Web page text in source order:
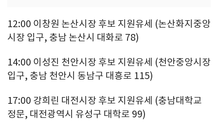
12:00 이창원 논산시장 후보 지원유세 (논산화지중앙
시장 입구, 충남 논산시 대화로 78)
14:00 이성진 천안시장 후보 지원유세 (천안중앙시장
입구, 충남 천안시 동남구 대흥로 115)
17:00 강희린 대전시장 후보 지원유세 (충남대학교
정문, 대전광역시 유성구 대학로 99)